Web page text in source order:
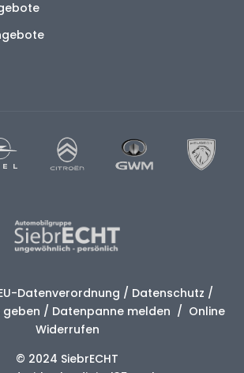
Datenverordnung / Datenschutz /
geben / Datenpanne melden / Online
Widerrufen
© 2024 SiebrECHT